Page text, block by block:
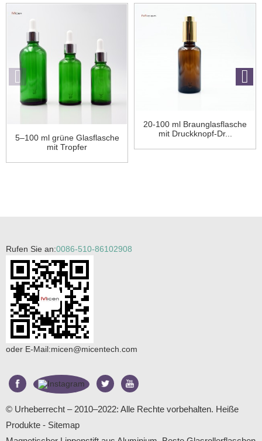
5–100 ml grüne Glasflasche
mit Tropfer
20-100 ml Braunglasflasche
mit Druckknopf-Dr...
Rufen Sie an:0086-510-86102908
oder E-Mail:micen@micentech.com
© Urheberrecht – 2010–2022: Alle Rechte vorbehalten. Heiße
Produkte - Sitemap